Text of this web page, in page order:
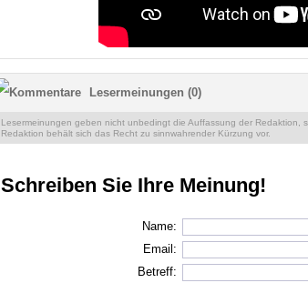
Lesermeinungen (0)
Lesermeinungen geben nicht unbedingt die Auffassung der Redaktion,
Redaktion behält sich das Recht zu sinnwahrender Kürzung vor.
Schreiben Sie Ihre Meinung!
Name:
Email:
Betreff: